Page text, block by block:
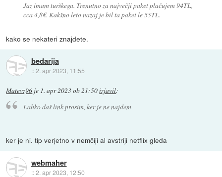
Jaz imam turškega. Trenutno za največji paket plačujem 94TL,
cca 4,8€. Kakšno leto nazaj je bil ta paket le 55TL.
kako se nekateri znajdete.
bedarija
::2. apr 2023, 11:55
Matevz96 je 1. apr 2023 ob 21:50izjavil:
Lahko daš link prosim, ker je ne najdem
ker je ni. tip verjetno v nemčiji al avstriji netflix gleda
webmaher
::2. apr 2023, 12:50